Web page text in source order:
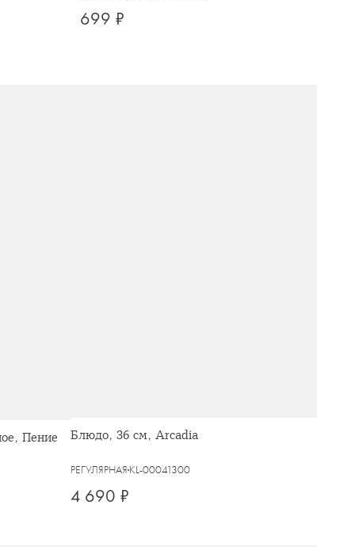
699 ₽
Пение Блюдо, 36 см, Arcadia
РЕГУЛЯРНАЯKL-00041300
4 690 ₽